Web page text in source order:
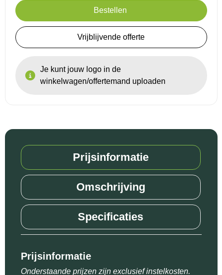
Bestellen
Vrijblijvende offerte
Je kunt jouw logo in de
winkelwagen/offertemand uploaden
Prijsinformatie
Omschrijving
Specificaties
Prijsinformatie
Onderstaande prijzen zijn exclusief instelkosten.